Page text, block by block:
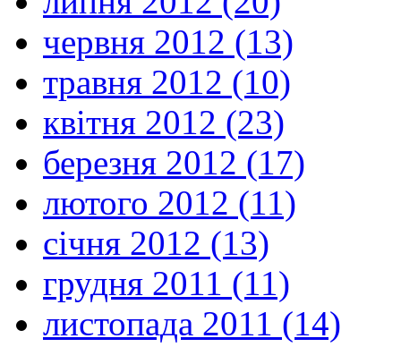
червня 2012 (13)
травня 2012 (10)
квітня 2012 (23)
березня 2012 (17)
лютого 2012 (11)
січня 2012 (13)
грудня 2011 (11)
листопада 2011 (14)